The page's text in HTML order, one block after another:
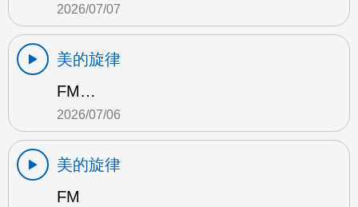
2026/07/07
美的旋律
FM…
2026/07/06
美的旋律
FM